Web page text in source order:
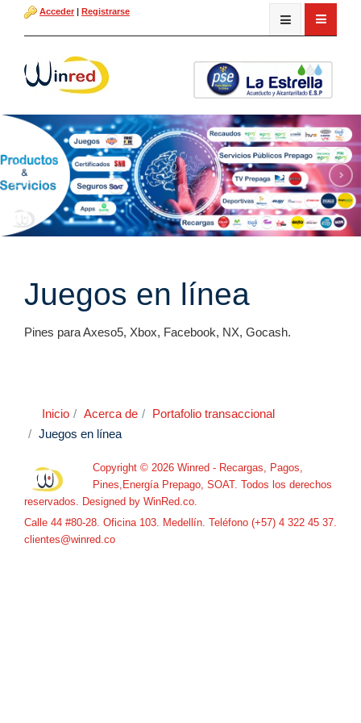
Acceder | Registrarse
Juegos en línea
Pines para Axeso5, Xbox, Facebook, NX, Gocash.
Inicio Acerca de
Portafolio transaccional
Juegos en línea
Copyright © 2026 Winred - Recargas, Pagos,
Pines,Energía Prepago, SOAT. Todos los derechos
reservados. Designed by WinRed.co
Calle 44 #80-28. Oficina 103. Medellín. Teléfono (+57) 4 322 45 37.
clientes@winred.co